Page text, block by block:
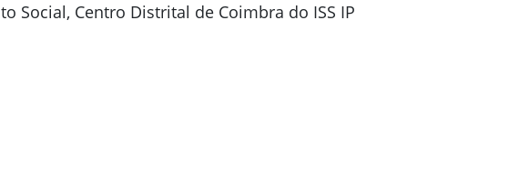
Social, Centro Distrital de Coimbra do ISS IP